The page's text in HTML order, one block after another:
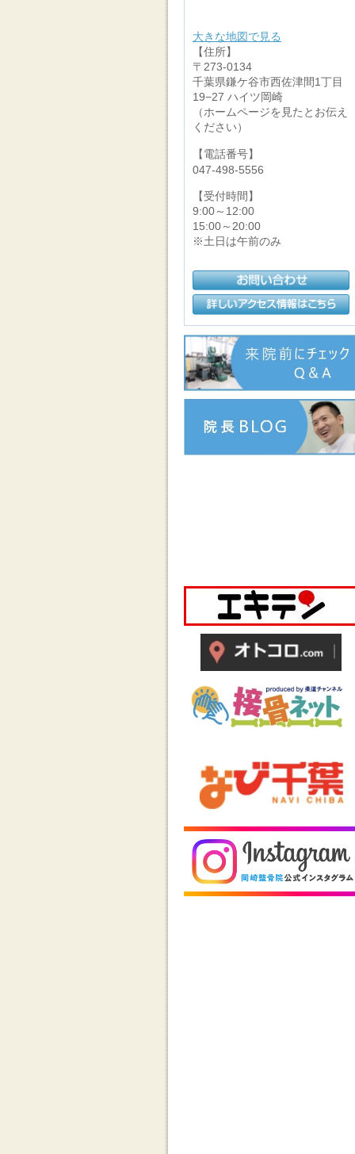
大きな地図で見る
【住所】
〒273-0134
千葉県鎌ケ谷市西佐津間1丁目
19−27 ハイツ岡崎
（ホームページを見たとお伝え
ください）
【電話番号】
047-498-5556
【受付時間】
9:00～12:00
15:00～20:00
※土日は午前のみ